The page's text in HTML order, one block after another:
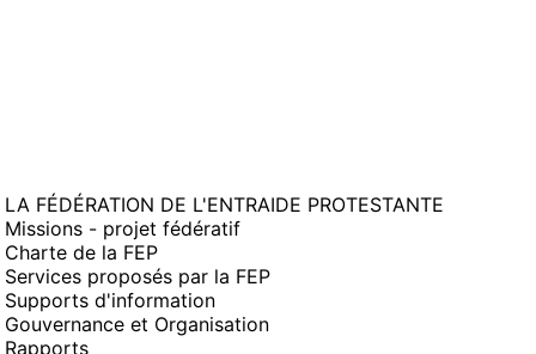
LA FÉDÉRATION DE L'ENTRAIDE PROTESTANTE
Missions - projet fédératif
Charte de la FEP
Services proposés par la FEP
Supports d'information
Gouvernance et Organisation
Rapports